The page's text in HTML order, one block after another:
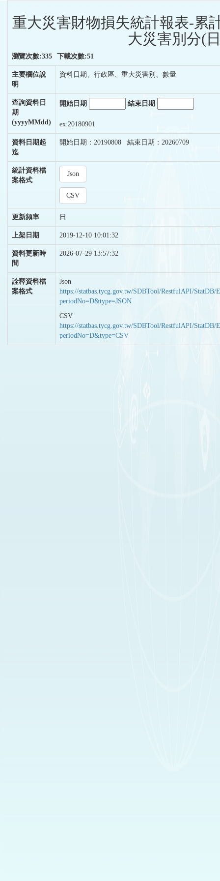
重大災害財物損失統計報表-累
大災害別分(
瀏覽次數:335 下載次數:51
主要欄位說
明
資料日期、行政區、重大災害別、數量
查詢資料日
期
(yyyyMMdd)
開始日期 結束日期
ex:20180901
資料日期起
迄
開始日期：20190808 結束日期：20260709
統計資料檔
案格式
Json
CSV
更新頻率 日
上架日期 2019-12-10 10:01:32
資料更新時
間
2026-07-29 13:57:32
詮釋資料檔
案格式
Json
https://statbas.tycg.gov.tw/SDBTool/RestfulAPI/StatDB/
periodNo=D&type=JSON
CSV
https://statbas.tycg.gov.tw/SDBTool/RestfulAPI/StatDB/
periodNo=D&type=CSV